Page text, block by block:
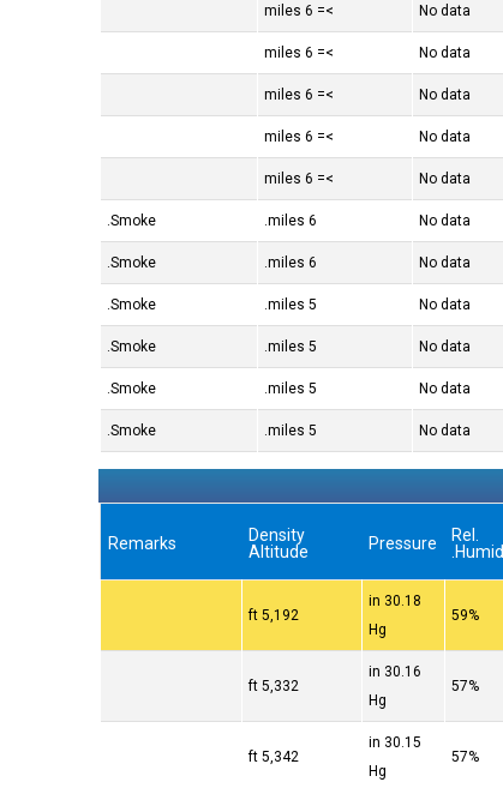
No data
>= 6 miles
No data
>= 6 miles
No data
>= 6 miles
No data
>= 6 miles
No data
>= 6 miles
No data
6 miles.
Smoke.
No data
6 miles.
Smoke.
No data
5 miles.
Smoke.
No data
5 miles.
Smoke.
No data
5 miles.
Smoke.
No data
5 miles.
Smoke.
Rel.
Humid.
Pressure
Density
Altitude
Remarks
59%
30.18 in
Hg
5,192 ft
57%
30.16 in
Hg
5,332 ft
57%
30.15 in
Hg
5,342 ft